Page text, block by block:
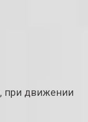
при движении